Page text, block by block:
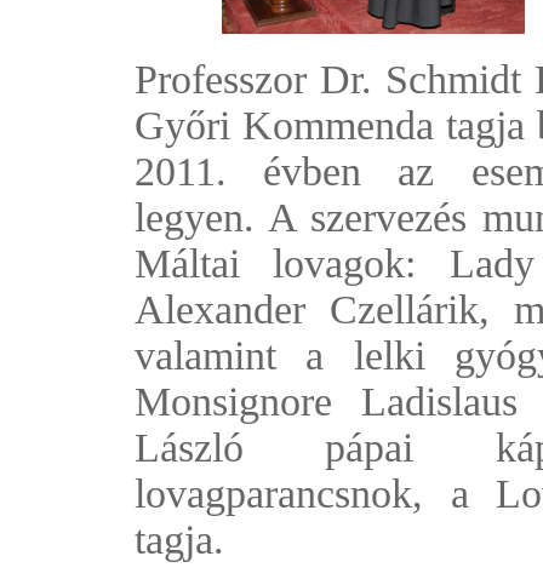
Professzor Dr. Schmidt
Győri Kommenda tagja
2011. évben az
legyen. A szervezés
Máltai lovagok:
Alexander Czellárik,
valamint a lelki
Monsignore Ladislaus
László pápai
lovagparancsnok, a
tagja.